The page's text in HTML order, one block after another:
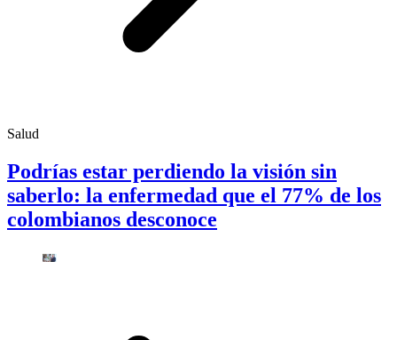
Salud
Podrías estar perdiendo la visión sin
saberlo: la enfermedad que el 77% de los
colombianos desconoce